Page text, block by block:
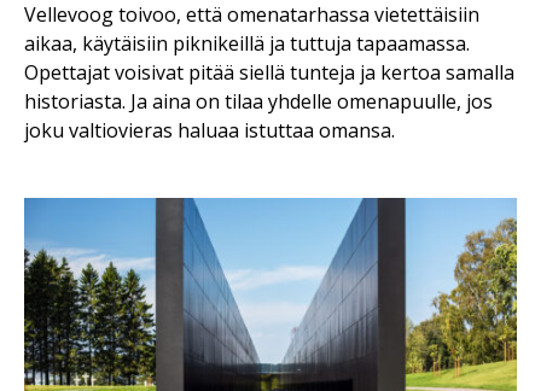
Vellevoog toivoo, että omenatarhassa vietettäisiin
aikaa, käytäisiin piknikeillä ja tuttuja tapaamassa.
Opettajat voisivat pitää siellä tunteja ja kertoa samalla
historiasta. Ja aina on tilaa yhdelle omenapuulle, jos
joku valtiovieras haluaa istuttaa omansa.